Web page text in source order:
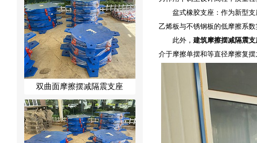
双曲面摩擦摆减隔震支座
盆式橡胶支座：作为新型
乙烯板与不锈钢板的低摩擦系
此外， 建筑摩擦摆减隔震支
介于摩擦单摆和等直径摩擦复摆